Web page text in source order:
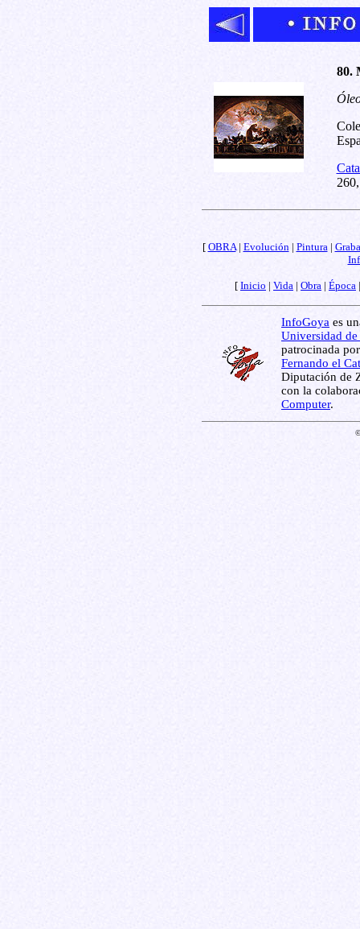
80.
[ OBRA| Evolución| Pintura|
[ Inicio | Vida | Obra | Época
InfoGoya es
Universidad de
patrocinada
Fernando el
Diputación de
con la
Computer.